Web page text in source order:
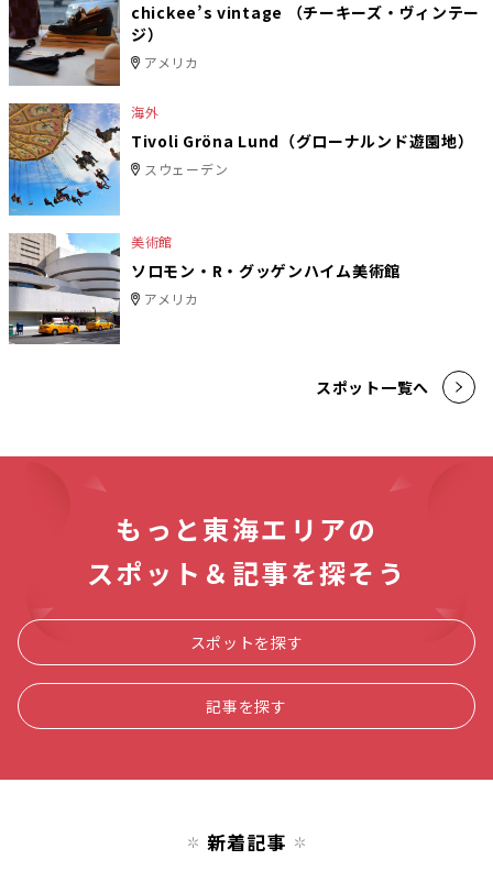
chickee’s vintage （チーキーズ・ヴィンテー
ジ）
アメリカ
海外
Tivoli Gröna Lund（グローナルンド遊園地）
スウェーデン
美術館
ソロモン・R・グッゲンハイム美術館
アメリカ
スポット一覧へ
もっと東海エリアの
スポット＆記事を探そう
スポットを探す
記事を探す
新着記事